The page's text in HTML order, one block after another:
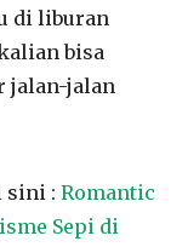
di liburan
bisa
jalan-jalan
sini :Romantic
Sepi di